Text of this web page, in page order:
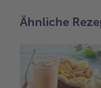
Ähnliche